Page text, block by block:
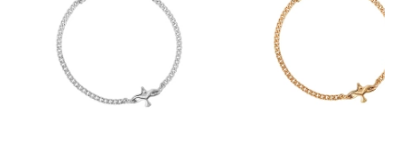
: 405124550991
Kollektion Magic Stars
Ohrringe